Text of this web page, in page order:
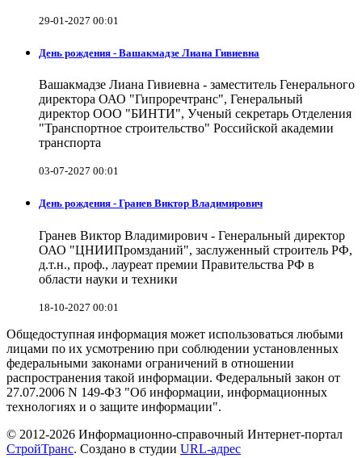
29-01-2027 00:01
День рождения - Вашакмадзе Лиана Гивиевна
Вашакмадзе Лиана Гивиевна - заместитель Генерального
директора ОАО "Гипроречтранс", Генеральный
директор ООО "БИНТИ", Ученый секретарь Отделения
"Транспортное строительство" Российской академии
транспорта
03-07-2027 00:01
День рождения - Гранев Виктор Владимирович
Гранев Виктор Владимирович - Генеральный директор
ОАО "ЦНИИПромзданий", заслуженный строитель РФ,
д.т.н., проф., лауреат премии Правительства РФ в
области науки и техники
18-10-2027 00:01
Общедоступная информация может использоваться любыми
лицами по их усмотрению при соблюдении установленных
федеральными законами ограничений в отношении
распространения такой информации. Федеральный закон от
27.07.2006 N 149-ФЗ "Об информации, информационных
технологиях и о защите информации".
© 2012-2026 Информационно-справочный Интернет-портал
СтройТранс. Создано в студии URL-адрес